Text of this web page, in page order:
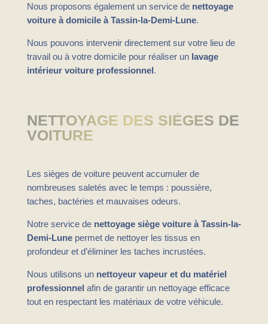
Nous proposons également un service de nettoyage
voiture à domicile à Tassin-la-Demi-Lune.
Nous pouvons intervenir directement sur votre lieu de
travail ou à votre domicile pour réaliser un lavage
intérieur voiture professionnel.
NETTOYAGE DES SIÈGES DE
VOITURE
Les sièges de voiture peuvent accumuler de
nombreuses saletés avec le temps : poussière,
taches, bactéries et mauvaises odeurs.
Notre service de nettoyage siège voiture à Tassin-la-
Demi-Lunepermet de nettoyer les tissus en
profondeur et d’éliminer les taches incrustées.
Nous utilisons un nettoyeur vapeur et du matériel
professionnel afin de garantir un nettoyage efficace
tout en respectant les matériaux de votre véhicule.